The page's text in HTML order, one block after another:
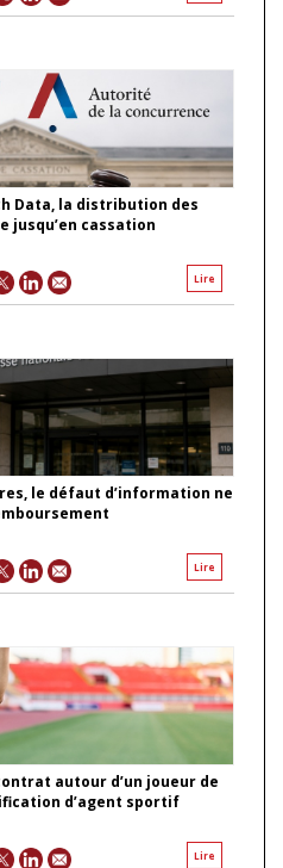
Data, la distribution des
jusqu’en cassation
Lire
le défaut d’information ne
Lire
autour d’un joueur de
d’agent sportif
Lire